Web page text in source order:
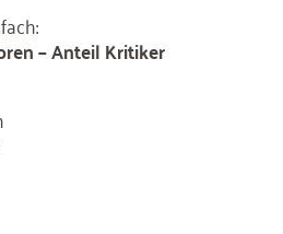
− Anteil Kritiker